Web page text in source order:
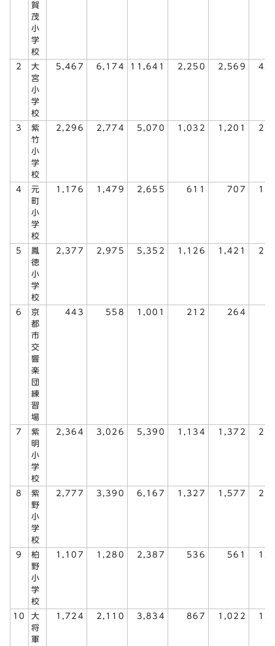
賀
茂
小
学
校
2
大
宮
小
学
校
5,467 6,174 11,641 2,250 2,569
3
紫
竹
小
学
校
2,296 2,774 5,070 1,032 1,201
4
元
町
小
学
校
1,176 1,479 2,655 611 707
5
鳳
徳
小
学
校
2,377 2,975 5,352 1,126 1,421
6
京
都
市
交
響
楽
団
練
習
場
443 558 1,001 212 264
7
紫
明
小
学
校
2,364 3,026 5,390 1,134 1,372
8
紫
野
小
学
校
2,777 3,390 6,167 1,327 1,577
9
柏
野
小
学
校
1,107 1,280 2,387 536 561
10
大
将
軍
1,724 2,110 3,834 867 1,022